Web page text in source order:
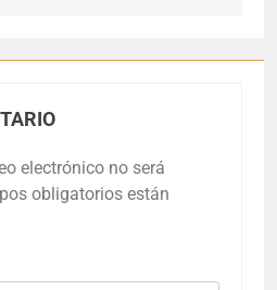
electrónico no será
obligatorios están